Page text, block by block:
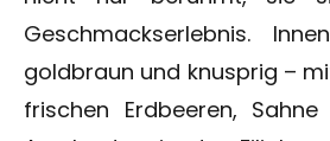
Geschmackserlebnis.
goldbraun und knusprig –
frischen Erdbeeren,